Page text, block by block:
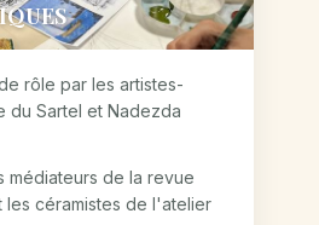
rôle par les artistes-
du Sartel et Nadezda
médiateurs de la revue
les céramistes de l'atelier